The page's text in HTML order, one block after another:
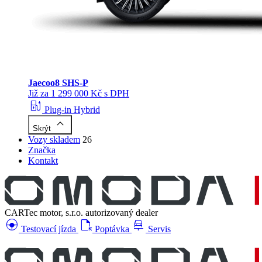
Jaecoo8 SHS-P
Již za 1 299 000 Kč s DPH
ev_station Plug-in Hybrid
Skrýt keyboard_arrow_up
Vozy skladem 26
Značka
Kontakt
CARTec motor, s.r.o. autorizovaný dealer
search_hands_free Testovací jízda file_open Poptávka car_repair Servis